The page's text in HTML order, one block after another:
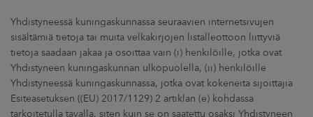
Yhdistyneessä kuningaskunnassa seuraavien internetsivujen
sisältämiä tietoja tai muita velkakirjojen listalleottoon liittyviä
tietoja saadaan jakaa ja osoittaa vain (i) henkilöille, jotka ovat
Yhdistyneen kuningaskunnan ulkopuolella, (ii) henkilöille
Yhdistyneessä kuningaskunnassa, jotka ovat kokeneita sijoittajia
Esiteasetuksen ((EU) 2017/1129) 2 artiklan (e) kohdassa
tarkoitetulla tavalla, siten kuin se on saatettu osaksi Yhdistyneen